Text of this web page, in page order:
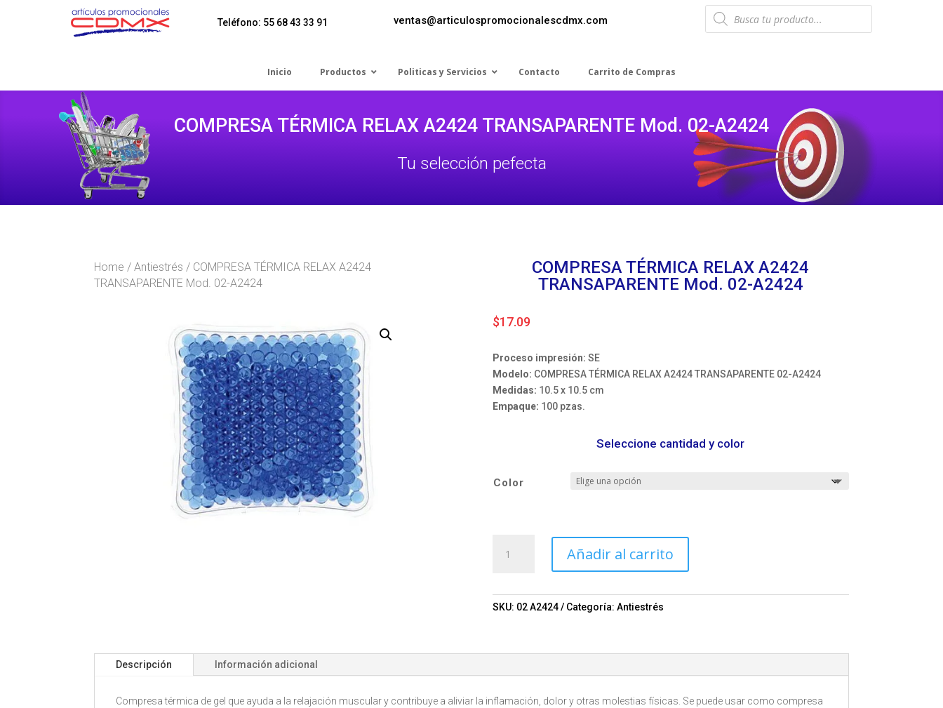
Teléfono: 55 68 43 33 91 ventas@articulospromocionalescdmx.com
Products
search
Inicio Productos Politicas y Servicios Contacto Carrito de Compras
COMPRESA TÉRMICA RELAX A2424 TRANSAPARENTE Mod. 02-A2424
Tu selección pefecta
Home /Antiestrés / COMPRESA TÉRMICA RELAX A2424
TRANSAPARENTE Mod. 02-A2424
COMPRESA TÉRMICA RELAX A2424
TRANSAPARENTE Mod. 02-A2424
$17.09
Proceso impresión: SE
Modelo: COMPRESA TÉRMICA RELAX A2424 TRANSAPARENTE 02-A2424
Medidas: 10.5 x 10.5 cm
Empaque: 100 pzas.
Seleccione cantidad y color
Color
COMPRESA
TÉRMICA
TRANSAPARENTE
A2424
Añadir al carrito
SKU: 02 A2424 Categoría: Antiestrés
Descripción Información adicional
Compresa térmica de gel que ayuda a la relajación muscular y contribuye a aliviar la inflamación, dolor y otras molestias físicas. Se puede usar como compresa